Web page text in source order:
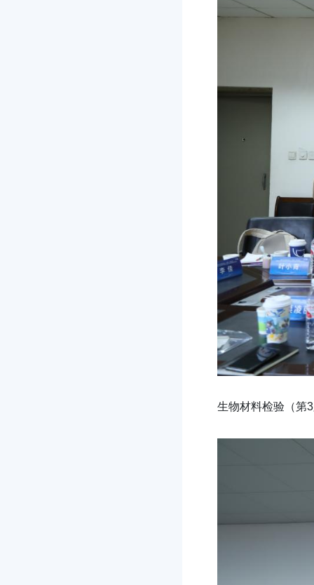
生物材料检验（第